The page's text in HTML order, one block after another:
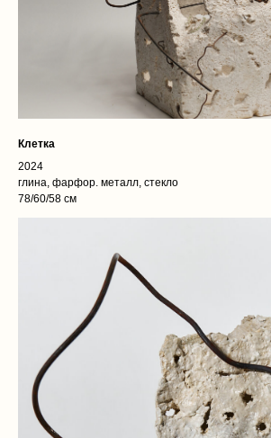
Клетка
2024
глина, фарфор. металл, стекло
78/60/58 см